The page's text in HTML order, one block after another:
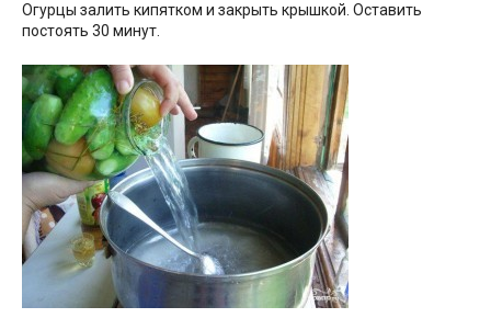
Огурцы залить кипятком и закрыть крышкой. Оставить
постоять 30 минут.